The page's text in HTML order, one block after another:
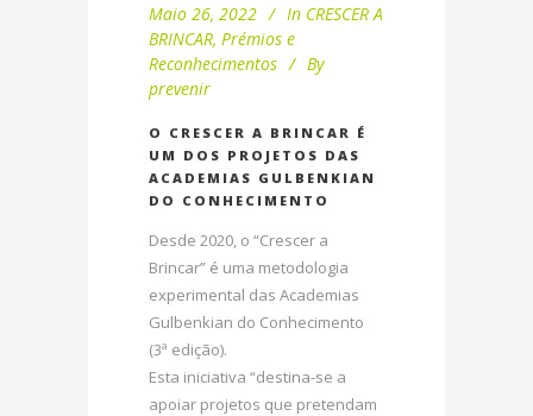
Maio 26, 2022 In CRESCER A
BRINCAR, Prémios e
Reconhecimentos
By
prevenir
O CRESCER A BRINCAR É
UM DOS PROJETOS DAS
ACADEMIAS GULBENKIAN
DO CONHECIMENTO
Desde 2020, o “Crescer a
Brincar” é uma metodologia
experimental das Academias
Gulbenkian do Conhecimento
(3ª edição).
Esta iniciativa “destina-se a
apoiar projetos que pretendam